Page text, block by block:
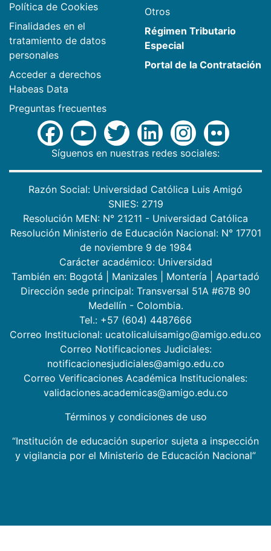
Política de Cookies
Finalidades en el
tratamiento de datos
personales
Acceder a derechos
Habeas Data
Preguntas frecuentes
Otros
Régimen Tributario
Especial
Portal de la Contratación
Síguenos en nuestras redes sociales:
Razón Social: Universidad Católica Luis Amigó
SNIES: 2719
Resolución MEN: N° 21211 - Universidad Católica
Resolución Ministerio de Educación Nacional: N° 17701
de noviembre 9 de 1984
Carácter académico: Universidad
También en: Bogotá Manizales Montería
Apartadó
Dirección sede principal: Transversal 51A #67B 90
Medellín - Colombia.
Tel.: +57 (604) 4487666
Correo Institucional: ucatolicaluisamigo@amigo.edu.co
Correo Notificaciones Judiciales:
notificacionesjudiciales@amigo.edu.co
Correo Verificaciones Académica Institucionales:
validaciones.academicas@amigo.edu.co
Términos y condiciones de uso
“Institución de educación superior sujeta a inspección
y vigilancia por el Ministerio de Educación Nacional”